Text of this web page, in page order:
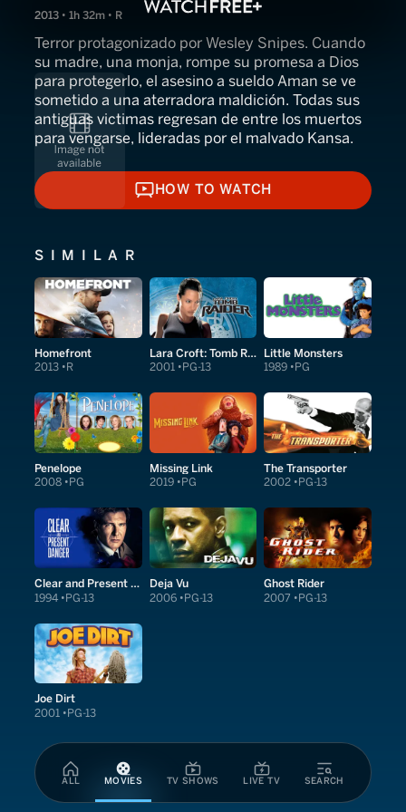
ALL MOVIES TV SHOWS LIVE TV SEARCH
2013 • 1h 32m • R
Terror protagonizado por Wesley Snipes. Cuando
su madre, una monja, rompe su promesa a Dios
para protegerlo, el asesino a sueldo Aman se ve
sometido a una aterradora maldición. Todas sus
antiguas victimas regresan de entre los muertos
para vengarse, lideradas por el malvado Kansa.
HOW TO WATCH
HOW TO WATCH
SIMILAR
Homefront
2013 R
Lara Croft: Tomb Raider
2001 PG-13
Little Monsters
1989 PG
Penelope
2008 PG
Missing Link
2019 PG
The Transporter
2002 PG-13
Clear and Present Danger
1994 PG-13
Deja Vu
2006 PG-13
Ghost Rider
2007 PG-13
Joe Dirt
2001 PG-13